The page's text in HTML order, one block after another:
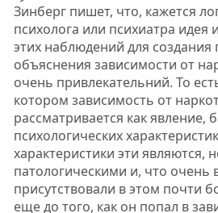
Зинберг пишет, что, кажется
психолога или психиатра идея
этих наблюдений для создания
объяснения зависимости от
очень привлекательний. То
котором зависимость от
рассматривается как явление,
психологических
характеристики эти являются,
патологическими и, что очень
присутствовали в этом почти
еще до того, как он попал в